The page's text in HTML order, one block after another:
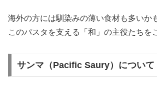
海外の方には馴染みの薄い食材も多いか
このパスタを支える「和」の主役たちを
サンマ（Pacific Saury）について